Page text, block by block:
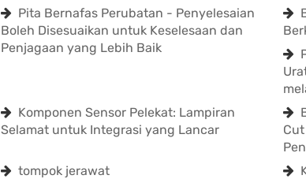
Pita Bernafas Perubatan - Penyelesaian
Boleh Disesuaikan untuk Keselesaan dan
Penjagaan yang Lebih Baik
Komponen Sensor Pelekat: Lampiran
Selamat untuk Integrasi yang Lancar
tompok jerawat